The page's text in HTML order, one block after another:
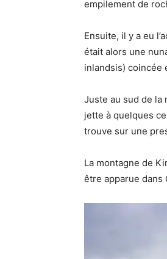
empilement de
Ensuite, il y a eu
était alors une
inlandsis) coincée
Juste au sud de la
jette à quelques
trouve sur une
La montagne de
être apparue dans